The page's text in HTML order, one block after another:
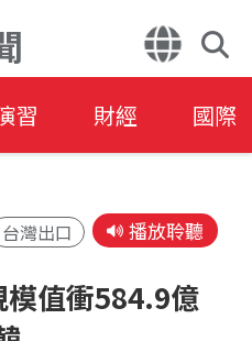
習 財經 國際
台灣出口 播放聆聽
模值衝584.9億